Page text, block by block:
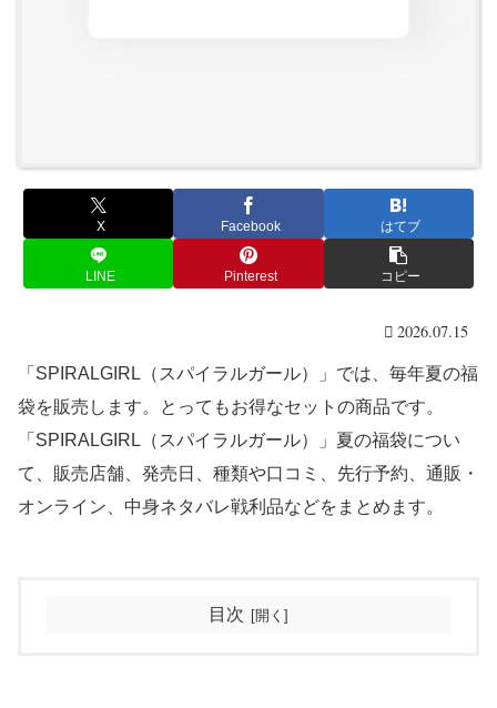
X Facebook はてブ
LINE Pinterest コピー
2026.07.15
「SPIRALGIRL（スパイラルガール）」では、毎年夏の福
袋を販売します。とってもお得なセットの商品です。
「SPIRALGIRL（スパイラルガール）」夏の福袋につい
て、販売店舗、発売日、種類や口コミ、先行予約、通販・
オンライン、中身ネタバレ戦利品などをまとめます。
目次